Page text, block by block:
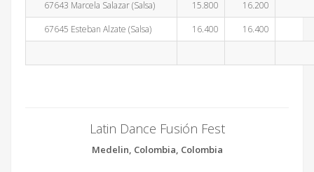
67643 Marcela Salazar (Salsa)
15.800
16.200
67645 Esteban Alzate (Salsa)
16.400 16.400
Latin Dance Fusión Fest
Medelin, Colombia, Colombia